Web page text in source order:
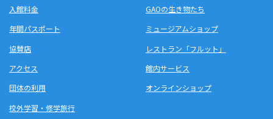
入館料金
年間パスポート
協賛店
アクセス
団体の利用
校外学習・修学旅行
GAOの生き物たち
ミュージアムショップ
レストラン「フルット」
館内サービス
オンラインショップ